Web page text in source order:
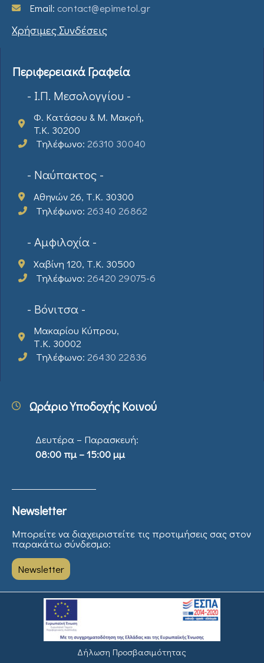
Email: contact@epimetol.gr
Χρήσιμες Συνδέσεις
Περιφερειακά Γραφεία
- Ι.Π. Μεσολογγίου -
Φ. Κατάσου & Μ. Μακρή,
T.K. 30200
Τηλέφωνο: 26310 30040
- Ναύπακτος -
Αθηνών 26, Τ.Κ. 30300
Τηλέφωνο: 26340 26862
- Αμφιλοχία -
Χαβίνη 120, Τ.Κ. 30500
Τηλέφωνο: 26420 29075-6
- Βόνιτσα -
Μακαρίου Κύπρου,
Τ.Κ. 30002
Τηλέφωνο: 26430 22836
Ωράριο Υποδοχής Κοινού
Δευτέρα – Παρασκευή:
08:00 πμ – 15:00 μμ
Newsletter
Μπορείτε να διαχειριστείτε τις προτιμήσεις σας στον
παρακάτω σύνδεσμο:
Newsletter
Δήλωση Προσβασιμότητας